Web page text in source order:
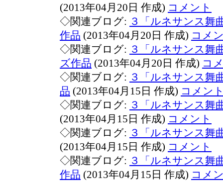
(2013年04月20日 作成) コメント
◇関連ブログ: ３「ルネサンス
作品 (2013年04月20日 作成) コメ
◇関連ブログ: ３「ルネサンス
ズ作品 (2013年04月20日 作成) コ
◇関連ブログ: ３「ルネサンス
品 (2013年04月15日 作成) コメン
◇関連ブログ: ３「ルネサンス
(2013年04月15日 作成) コメント
◇関連ブログ: ３「ルネサンス
(2013年04月15日 作成) コメント
◇関連ブログ: ３「ルネサンス
作品 (2013年04月15日 作成) コメ